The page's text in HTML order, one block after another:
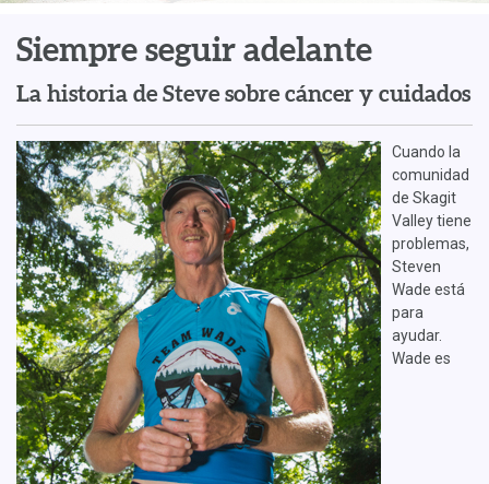
Siempre seguir adelante
La historia de Steve sobre cáncer y cuidados
Cuando la
comunidad
de Skagit
Valley tiene
problemas,
Steven
Wade está
para
ayudar.
Wade es